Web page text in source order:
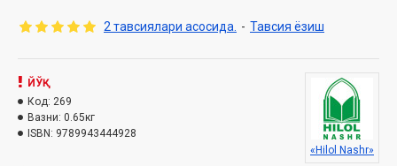
Ҳаёт муаллими
Ғазаллар
Таржеъбанд
Рубоийлар
2 тавсиялари асосида. - Тавсия ёзиш
ЙЎҚ
Код: 269
Вазни: 0.65кг
ISBN: 9789943444928
«Hilol Nashr»